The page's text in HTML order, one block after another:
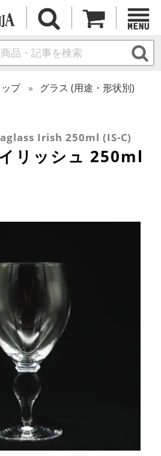
プ
グラス (用途・形状別)
Irish 250ml (IS-C)
リッシュ 250ml